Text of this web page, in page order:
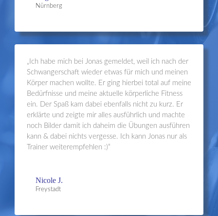
Nürnberg
„Ich habe mich bei Jonas gemeldet, weil ich nach der
Schwangerschaft wieder etwas für mich und meinen
Körper machen wollte. Er ging hierbei total auf meine
Bedürfnisse und meine aktuelle körperliche Fitness
ein. Der Spaß kam dabei ebenfalls nicht zu kurz. Er
erklärte und zeigte mir alles ausführlich und machte
noch Bilder damit ich daheim die Übungen ausführen
kann & dabei nichts vergesse. Ich kann Jonas nur als
Trainer weiterempfehlen :)“
Nicole J.
Freystadt